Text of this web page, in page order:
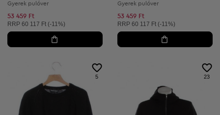
Gyerek pulóver
53 459 Ft
Ajánlott ár:
RRP 60 117 Ft (-11%)
Gyerek pulóver
53 459 Ft
Ajánlott ár:
RRP 60 117 Ft (-11%)
5 23